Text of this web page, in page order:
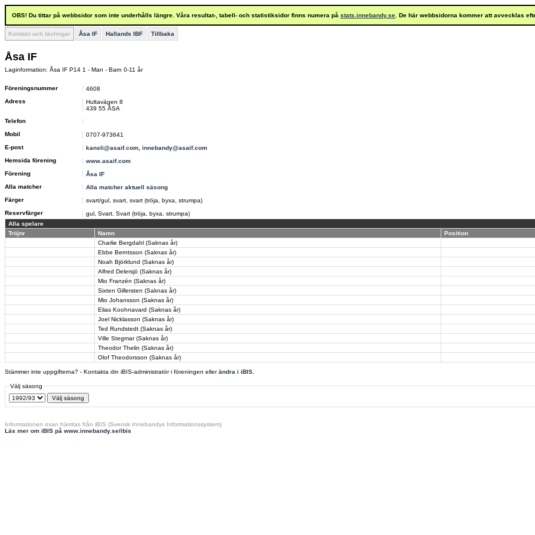
OBS! Du tittar på webbsidor som inte underhålls längre. Våra resultat-, tabell- och statistiksidor finns numera på stats.innebandy.se . De här webbsidorna kommer att avvecklas
Kontakt och tävlingar Åsa IF Hallands IBF Tillbaka
Åsa IF
Laginformation: Åsa IF P14 1 - Man - Barn 0-11 år
Föreningsnummer
4608
Adress
Hultavägen 8
439 55 ÅSA
Telefon
Mobil
0707-973641
E-post
kansli@asaif.com, innebandy@asaif.com
Hemsida förening
www.asaif.com
Förening
Åsa IF
Alla matcher
Alla matcher aktuell säsong
Färger
svart/gul, svart, svart (tröja, byxa, strumpa)
Reservfärger
gul, Svart, Svart (tröja, byxa, strumpa)
Alla spelare
Tröjnr
Namn
Position
Charlie Bergdahl (Saknas år)
Ebbe Berntsson (Saknas år)
Noah Björklund (Saknas år)
Alfred Delersjö (Saknas år)
Mio Franzén (Saknas år)
Sixten Gillersten (Saknas år)
Mio Johansson (Saknas år)
Elias Koohnavard (Saknas år)
Joel Nicklasson (Saknas år)
Ted Rundstedt (Saknas år)
Ville Stegmar (Saknas år)
Theodor Thelin (Saknas år)
Olof Theodorsson (Saknas år)
Stämmer inte uppgifterna? - Kontakta din iBIS-administratör i föreningen ellerändra i iBIS
Välj säsong
Informationen ovan hämtas från iBIS (Svensk Innebandys Informationssystem)
Läs mer om iBIS på www.innebandy.se/ibis